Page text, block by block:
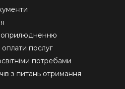
оприлюдненню
оплати послуг
потребами
з питань отримання